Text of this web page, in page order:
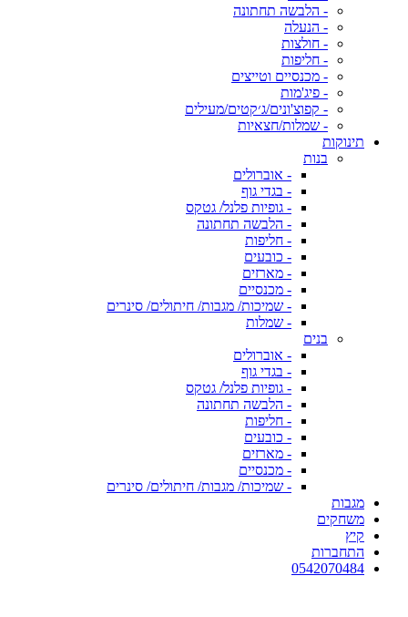
- הלבשה תחתונה
- הנעלה
- חולצות
- חליפות
- מכנסיים וטייצים
- פיג'מות
- קפוצ'ונים/ג׳קטים/מעילים
- שמלות/חצאיות
תינוקות
בנות
- אוברולים
- בגדי גוף
- גופיות פלנל/ גטקס
- הלבשה תחתונה
- חליפות
- כובעים
- מארזים
- מכנסיים
- שמיכות/ מגבות/ חיתולים/ סינרים
- שמלות
בנים
- אוברולים
- בגדי גוף
- גופיות פלנל/ גטקס
- הלבשה תחתונה
- חליפות
- כובעים
- מארזים
- מכנסיים
- שמיכות/ מגבות/ חיתולים/ סינרים
מגבות
משחקים
קיץ
התחברות
0542070484